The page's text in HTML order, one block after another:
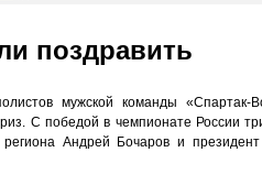
поздравить
мужской команды «Спартак-
С победой в чемпионате России
региона Андрей Бочаров и